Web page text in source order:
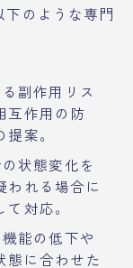
のような専門
副作用リス
互作用の防
案。
状態変化を
われる場合に
対応。
能の低下や
態に合わせた